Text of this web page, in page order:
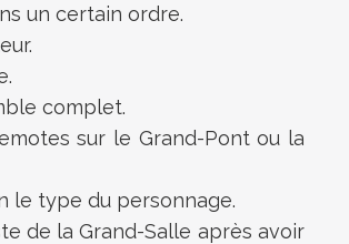
un certain ordre.
complet.
sur le Grand-Pont ou la
le type du personnage.
de la Grand-Salle après avoir